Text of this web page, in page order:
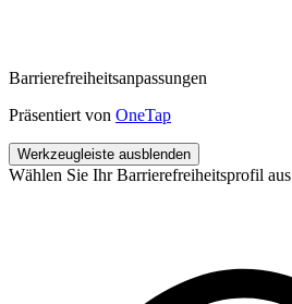
Barrierefreiheitsanpassungen
Präsentiert von OneTap
Werkzeugleiste ausblenden
Wählen Sie Ihr Barrierefreiheitsprofil aus